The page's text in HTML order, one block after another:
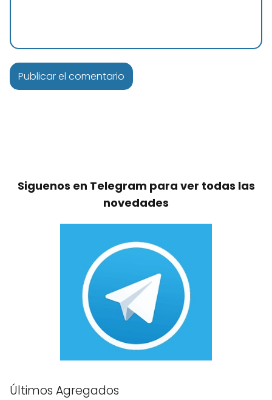
Siguenos en Telegram para ver todas las
novedades
Últimos Agregados